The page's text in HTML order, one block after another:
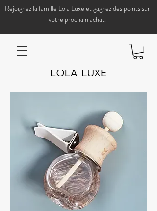
Rejoignez la famille Lola Luxe et gagnez des points sur
votre prochain achat.